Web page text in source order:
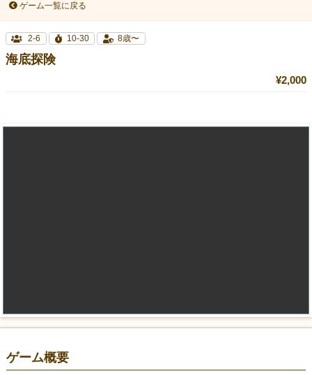
ゲーム一覧に戻る
2-6 10-30 8歳〜
海底探険
¥2,000
ゲーム概要